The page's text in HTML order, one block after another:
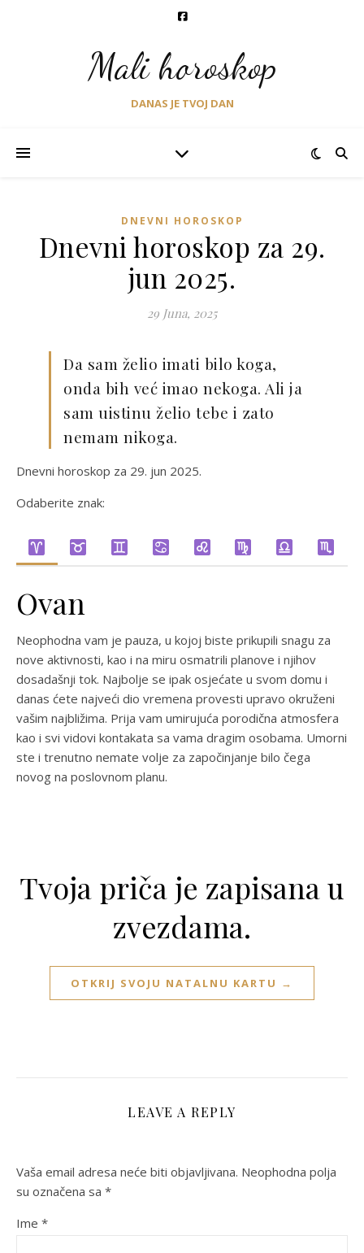
Mali horoskop
DANAS JE TVOJ DAN
DNEVNI HOROSKOP
Dnevni horoskop za 29.
jun 2025.
29 Juna, 2025
Da sam želio imati bilo koga,
onda bih već imao nekoga. Ali ja
sam uistinu želio tebe i zato
nemam nikoga.
Dnevni horoskop za 29. jun 2025.
Odaberite znak:
Ovan
Neophodna vam je pauza, u kojoj biste prikupili snagu za
nove aktivnosti, kao i na miru osmatrili planove i njihov
dosadašnji tok. Najbolje se ipak osjećate u svom domu i
danas ćete najveći dio vremena provesti upravo okruženi
vašim najbližima. Prija vam umirujuća porodična atmosfera
kao i svi vidovi kontakata sa vama dragim osobama. Umorni
ste i trenutno nemate volje za započinjanje bilo čega
novog na poslovnom planu.
Tvoja priča je zapisana u
zvezdama.
OTKRIJ SVOJU NATALNU KARTU →
LEAVE A REPLY
Vaša email adresa neće biti objavljivana. Neophodna polja
su označena sa *
Ime *